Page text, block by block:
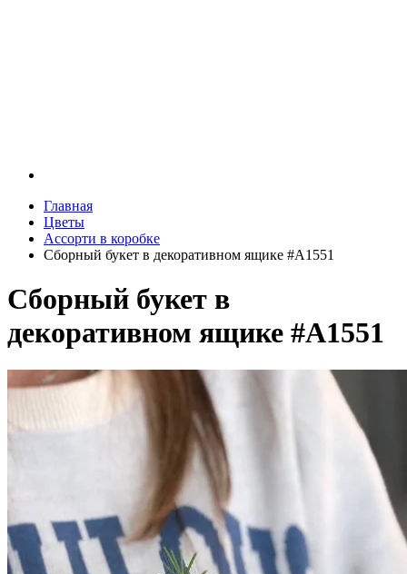
Главная
Цветы
Ассорти в коробке
Сборный букет в декоративном ящике #A1551
Сборный букет в
декоративном ящике #A1551